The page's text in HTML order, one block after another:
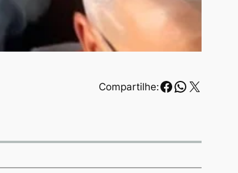
Compartilhe:Facebook
X